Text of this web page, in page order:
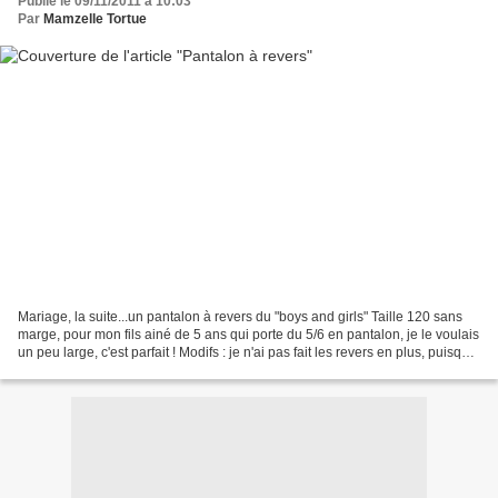
Par Mamzelle Tortue
Mariage, la suite...un pantalon à revers du "boys and girls" Taille 120 sans
marge, pour mon fils ainé de 5 ans qui porte du 5/6 en pantalon, je le voulais
un peu large, c'est parfait ! Modifs : je n'ai pas fait les revers en plus, puisque